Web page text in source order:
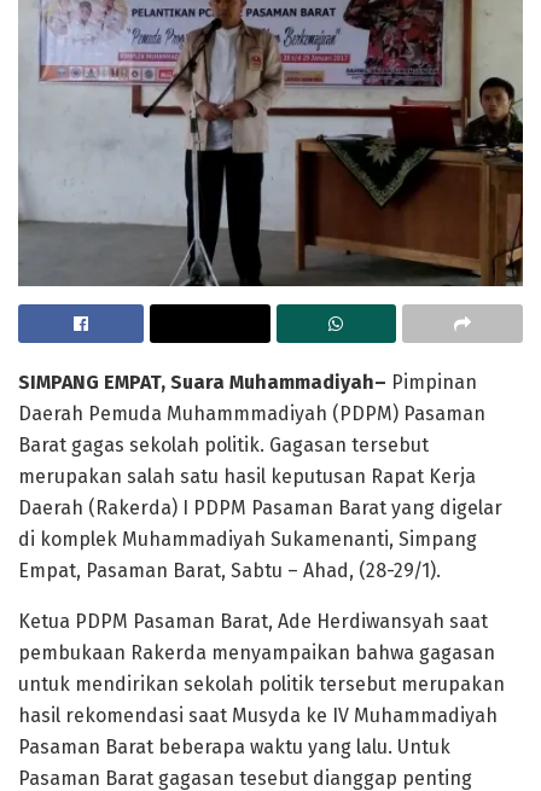
SIMPANG EMPAT, Suara Muhammadiyah– Pimpinan
Daerah Pemuda Muhammmadiyah (PDPM) Pasaman
Barat gagas sekolah politik. Gagasan tersebut
merupakan salah satu hasil keputusan Rapat Kerja
Daerah (Rakerda) I PDPM Pasaman Barat yang digelar
di komplek Muhammadiyah Sukamenanti, Simpang
Empat, Pasaman Barat, Sabtu – Ahad, (28-29/1).
Ketua PDPM Pasaman Barat, Ade Herdiwansyah saat
pembukaan Rakerda menyampaikan bahwa gagasan
untuk mendirikan sekolah politik tersebut merupakan
hasil rekomendasi saat Musyda ke IV Muhammadiyah
Pasaman Barat beberapa waktu yang lalu. Untuk
Pasaman Barat gagasan tesebut dianggap penting